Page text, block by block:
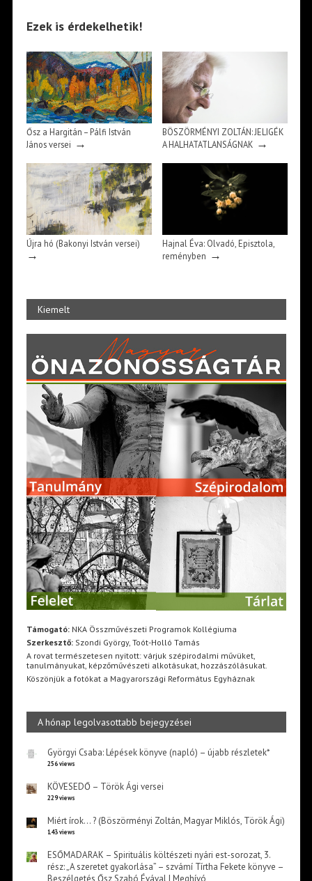
Ezek is érdekelhetik!
Ősz a Hargitán – Pálfi István
János versei →
BÖSZÖRMÉNYI ZOLTÁN: JELIGÉK
A HALHATATLANSÁGNAK→
Újra hó (Bakonyi István versei)
→
Hajnal Éva: Olvadó, Episztola,
reményben →
Kiemelt
Támogató:NKA Összművészeti Programok Kollégiuma
Szerkesztő:Szondi György, Toót-Holló Tamás
A rovat természetesen nyitott: várjuk szépirodalmi művüket,
tanulmányukat, képzőművészeti alkotásukat, hozzászólásukat.
Köszönjük a fotókat a Magyarországi Református Egyháznak
A hónap legolvasottabb bejegyzései
Györgyi Csaba: Lépések könyve (napló) – újabb részletek*
256 views
KÖVESEDŐ – Török Ági versei
229 views
Miért írok… ? (Böszörményi Zoltán, Magyar Miklós, Török Ági)
143 views
ESŐMADARAK – Spirituális költészeti nyári est-sorozat, 3.
rész: „A szeretet gyakorlása” – szvámí Tírtha Fekete könyve –
Beszélgetés Ősz Szabó Évával | Meghívó